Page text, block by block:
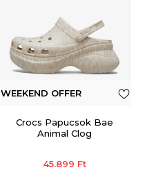
WEEKEND OFFER
Crocs Papucsok Bae
Animal Clog
45.899 Ft